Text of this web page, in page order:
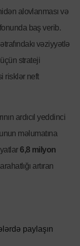
alovlanması və
baş verib.
ətrafındakı vəziyyətlə
strateji
risklər neft
ardıcıl yeddinci
məlumatına
6,8 milyon
artıran
paylaşın